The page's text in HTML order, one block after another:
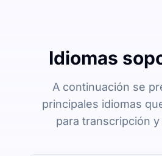
Idiomas
A continuación se
principales idiomas
para transcripción